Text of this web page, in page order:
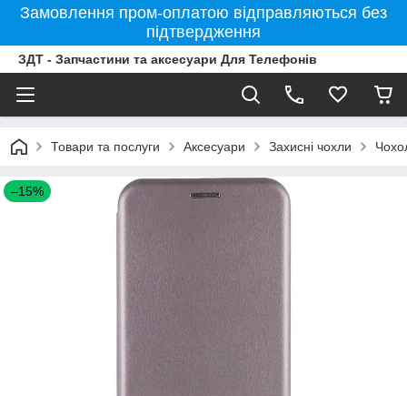
Замовлення пром-оплатою відправляються без
підтвердження
ЗДТ - Запчастини та аксесуари Для Телефонів
Товари та послуги Аксесуари Захисні чохли
–15%